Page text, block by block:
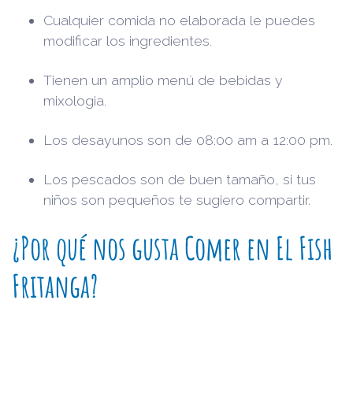
Cualquier comida no elaborada le puedes
modificar los ingredientes.
Tienen un amplio menú de bebidas y
mixologia.
Los desayunos son de 08:00 am a 12:00 pm.
Los pescados son de buen tamaño, si tus
niños son pequeños te sugiero compartir.
¿Por qué nos gusta Comer en El Fish
Fritanga?